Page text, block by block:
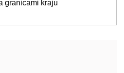
granicami kraju